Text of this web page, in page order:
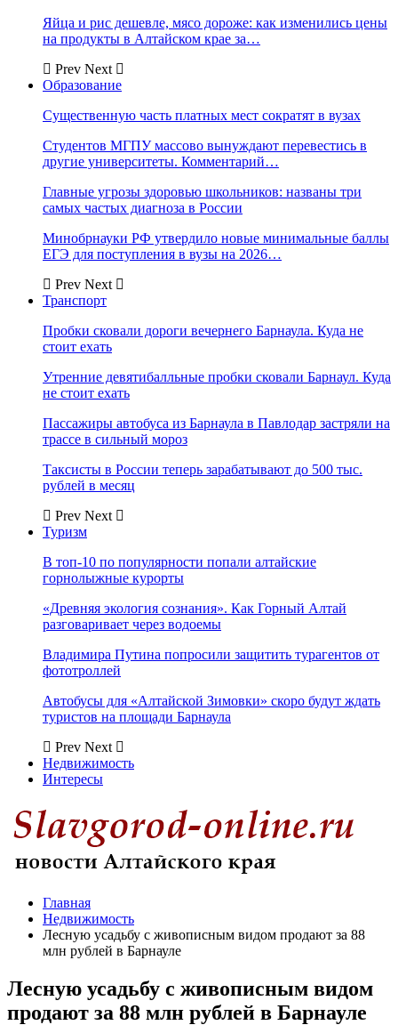
Яйца и рис дешевле, мясо дороже: как изменились цены
на продукты в Алтайском крае за…
Prev Next
Образование
Существенную часть платных мест сократят в вузах
Студентов МГПУ массово вынуждают перевестись в
другие университеты. Комментарий…
Главные угрозы здоровью школьников: названы три
самых частых диагноза в России
Минобрнауки РФ утвердило новые минимальные баллы
ЕГЭ для поступления в вузы на 2026…
Prev Next
Транспорт
Пробки сковали дороги вечернего Барнаула. Куда не
стоит ехать
Утренние девятибалльные пробки сковали Барнаул. Куда
не стоит ехать
Пассажиры автобуса из Барнаула в Павлодар застряли на
трассе в сильный мороз
Таксисты в России теперь зарабатывают до 500 тыс.
рублей в месяц
Prev Next
Туризм
В топ-10 по популярности попали алтайские
горнолыжные курорты
«Древняя экология сознания». Как Горный Алтай
разговаривает через водоемы
Владимира Путина попросили защитить турагентов от
фототроллей
Автобусы для «Алтайской Зимовки» скоро будут ждать
туристов на площади Барнаула
Prev Next
Недвижимость
Интересы
Главная
Недвижимость
Лесную усадьбу с живописным видом продают за 88
млн рублей в Барнауле
Лесную усадьбу с живописным видом
продают за 88 млн рублей в Барнауле